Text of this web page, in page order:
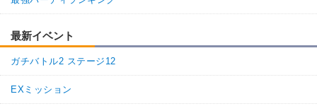
最新イベント
ガチバトル2 ステージ12
EXミッション